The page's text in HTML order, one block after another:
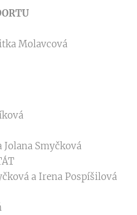
Molavcová
Smyčková
a Irena Pospíšilová